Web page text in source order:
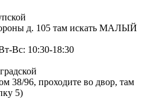
д. 105 там искать МАЛЫЙ
Вс: 10:30-18:30
38/96, проходите во двор, там
5)